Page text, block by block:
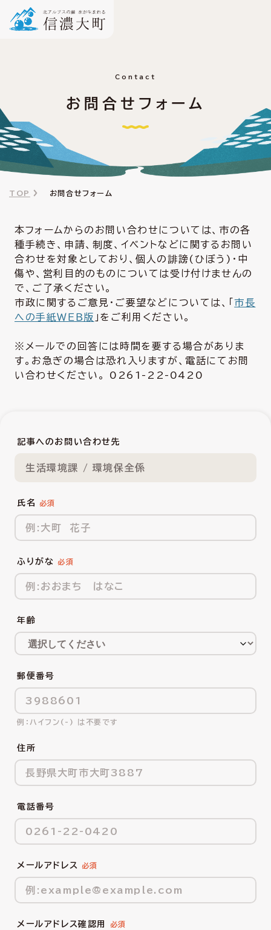
Contact
お問合せフォーム
TOP お問合せフォーム
本フォームからのお問い合わせについては、市の各
種手続き、申請、制度、イベントなどに関するお問い
合わせを対象としており、個人の誹謗(ひぼう)・中
傷や、営利目的のものについては受け付けませんの
で、ご了承ください。
市政に関するご意見・ご要望などについては、「市長
への手紙ＷＥＢ版 」をご利用ください。
※メールでの回答には時間を要する場合がありま
す。お急ぎの場合は恐れ入りますが、電話にてお問
い合わせください。 0261-22-0420
記事へのお問い合わせ先
生活環境課 / 環境保全係
氏名
ふりがな
年齢
郵便番号
ハイフン(-) は不要です
住所
電話番号
メールアドレス
メールアドレス確認用